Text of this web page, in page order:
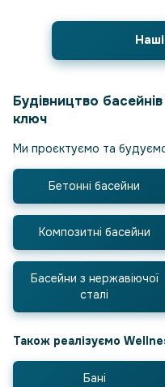
Будівництво
ключ
Ми проєктуємо та будуємо
Бетонні басейни
Композитні басейни
Басейни з нержавіючої
сталі
Також реалізуємо
Бані